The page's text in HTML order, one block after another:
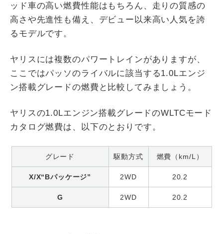
ッド車の高い燃費性能はもちろん、走りの質感の
高さや先進性も備え、デビュー以来高い人気を誇
るモデルです。
ヤリスには複数のパワートレインがありますが、
ここではパッソのライバルに該当する1.0Lエンジ
ン搭載グレードの燃費と比較してみましょう。
ヤリスの1.0Lエンジン搭載グレードのWLTCモード
カタログ燃費は、以下のとおりです。
グレード 駆動方式 燃費（km/L）
X/X“Bパッケージ” 2WD 20.2
G 2WD 20.2